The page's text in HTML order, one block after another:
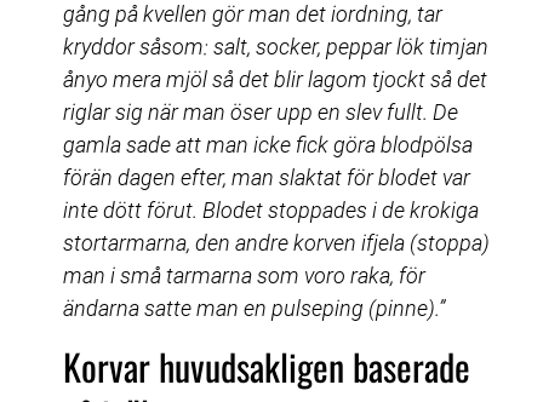
gång på kvellen gör man det iordning, tar
kryddor såsom: salt, socker, peppar lök timjan
ånyo mera mjöl så det blir lagom tjockt så det
riglar sig när man öser upp en slev fullt. De
gamla sade att man icke fick göra blodpölsa
förän dagen efter, man slaktat för blodet var
inte dött förut. Blodet stoppades i de krokiga
stortarmarna, den andre korven ifjela (stoppa)
man i små tarmarna som voro raka, för
ändarna satte man en pulseping (pinne).”
Korvar huvudsakligen baserade